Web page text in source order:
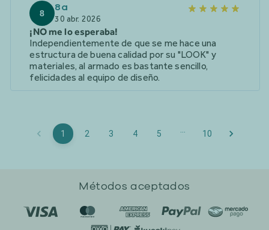
8 8a
30 abr. 2026
¡NO me lo esperaba!
Independientemente de que se me hace una
estructura de buena calidad por su "LOOK" y
materiales, al armado es bastante sencillo,
felicidades al equipo de diseño.
1 2 3 4 5 10
Métodos aceptados